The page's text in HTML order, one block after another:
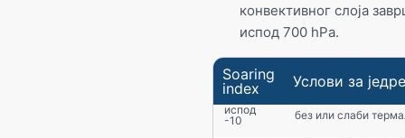
конвективног слоја
испод 700 hPa.
Soaring
index
Услови за
испод
-10
без или слаби